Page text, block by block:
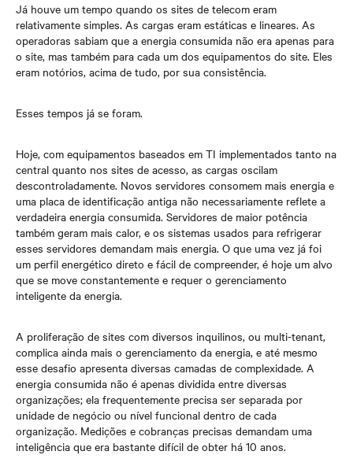
Já houve um tempo quando os sites de telecom eram
relativamente simples. As cargas eram estáticas e lineares. As
operadoras sabiam que a energia consumida não era apenas para
o site, mas também para cada um dos equipamentos do site. Eles
eram notórios, acima de tudo, por sua consistência.
Esses tempos já se foram.
Hoje, com equipamentos baseados em TI implementados tanto na
central quanto nos sites de acesso, as cargas oscilam
descontroladamente. Novos servidores consomem mais energia e
uma placa de identificação antiga não necessariamente reflete a
verdadeira energia consumida. Servidores de maior potência
também geram mais calor, e os sistemas usados para refrigerar
esses servidores demandam mais energia. O que uma vez já foi
um perfil energético direto e fácil de compreender, é hoje um alvo
que se move constantemente e requer o gerenciamento
inteligente da energia.
A proliferação de sites com diversos inquilinos, ou multi-tenant,
complica ainda mais o gerenciamento da energia, e até mesmo
esse desafio apresenta diversas camadas de complexidade. A
energia consumida não é apenas dividida entre diversas
organizações; ela frequentemente precisa ser separada por
unidade de negócio ou nível funcional dentro de cada
organização. Medições e cobranças precisas demandam uma
inteligência que era bastante difícil de obter há 10 anos.